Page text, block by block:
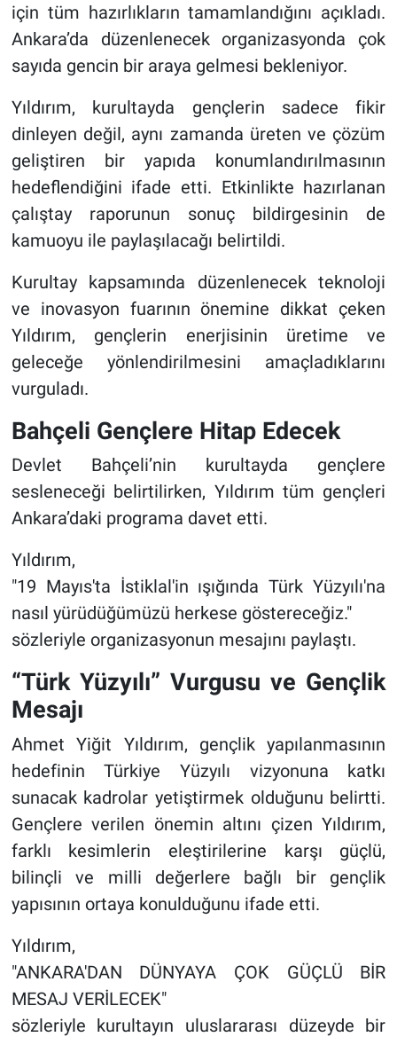
için tüm hazırlıkların tamamlandığını açıkladı.
Ankara’da düzenlenecek organizasyonda çok
sayıda gencin bir araya gelmesi bekleniyor.
Yıldırım, kurultayda gençlerin sadece fikir
dinleyen değil, aynı zamanda üreten ve çözüm
geliştiren bir yapıda konumlandırılmasının
hedeflendiğini ifade etti. Etkinlikte hazırlanan
çalıştay raporunun sonuç bildirgesinin de
kamuoyu ile paylaşılacağı belirtildi.
Kurultay kapsamında düzenlenecek teknoloji
ve inovasyon fuarının önemine dikkat çeken
Yıldırım, gençlerin enerjisinin üretime ve
geleceğe yönlendirilmesini amaçladıklarını
vurguladı.
Bahçeli Gençlere Hitap Edecek
Devlet Bahçeli’nin kurultayda gençlere
sesleneceği belirtilirken, Yıldırım tüm gençleri
Ankara’daki programa davet etti.
Yıldırım,
"19 Mayıs'ta İstiklal'in ışığında Türk Yüzyılı'na
nasıl yürüdüğümüzü herkese göstereceğiz."
sözleriyle organizasyonun mesajını paylaştı.
“Türk Yüzyılı” Vurgusu ve Gençlik
Mesajı
Ahmet Yiğit Yıldırım, gençlik yapılanmasının
hedefinin Türkiye Yüzyılı vizyonuna katkı
sunacak kadrolar yetiştirmek olduğunu belirtti.
Gençlere verilen önemin altını çizen Yıldırım,
farklı kesimlerin eleştirilerine karşı güçlü,
bilinçli ve milli değerlere bağlı bir gençlik
yapısının ortaya konulduğunu ifade etti.
Yıldırım,
"ANKARA'DAN DÜNYAYA ÇOK GÜÇLÜ BİR
MESAJ VERİLECEK"
sözleriyle kurultayın uluslararası düzeyde bir